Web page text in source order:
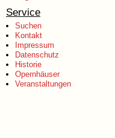
Service
Suchen
Kontakt
Impressum
Datenschutz
Historie
Opernhäuser
Veranstaltungen